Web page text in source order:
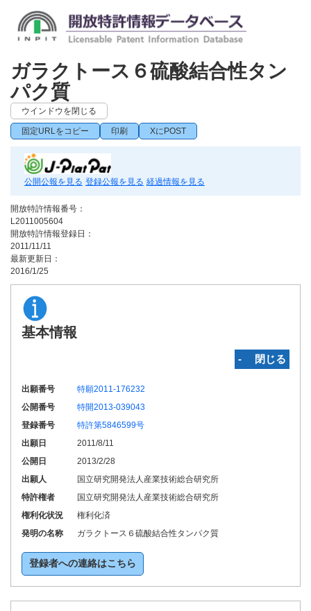
ガラクトース６硫酸結合性タン
パク質
ウインドウを閉じる
固定URLをコピー 印刷 XにPOST
公開公報を見る 登録公報を見る 経過情報を見る
開放特許情報番号：
L2011005604
開放特許情報登録日：
2011/11/11
最新更新日：
2016/1/25
基本情報
‐ 閉じる
出願番号
特願2011-176232
公開番号
特開2013-039043
登録番号
特許第5846599号
出願日
2011/8/11
公開日
2013/2/28
出願人
国立研究開発法人産業技術総合研究所
特許権者
国立研究開発法人産業技術総合研究所
権利化状況
権利化済
発明の名称
ガラクトース６硫酸結合性タンパク質
登録者への連絡はこちら